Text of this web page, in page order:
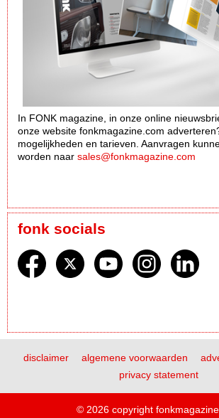
In FONK magazine, in onze online
onze website fonkmagazine.com
mogelijkheden en tarieven. Aanvragen
worden naar sales@fonkmagazine.com
fonk socials
disclaimer algemene voorwaarden
privacy statement
© 2026 copyright